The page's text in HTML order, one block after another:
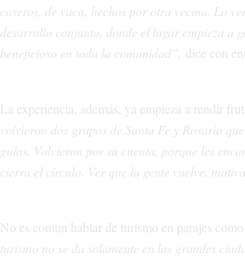
caseros, de vaca, hechos por otra vecina. Lo
desarrollo conjunto, donde el lugar empieza a
beneficioso en toda la comunidad”, dice con
La experiencia, además, ya empieza a rendir
volvieron dos grupos de Santa Fe y Rosario
guías. Volvieron por su cuenta, porque les
cierra el círculo. Ver que la gente vuelve,
No es común hablar de turismo en parajes
turismo no se da solamente en las grandes